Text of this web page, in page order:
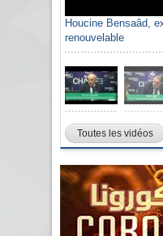
Houcine Bensaâd,
renouvelable
Toutes les vidéos